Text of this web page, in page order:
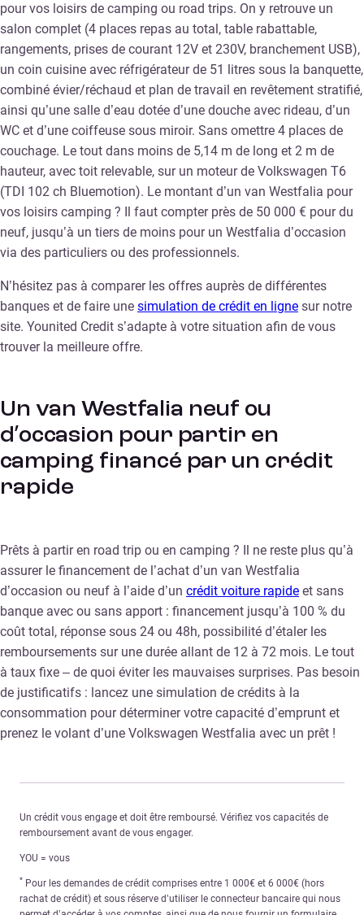
pour vos loisirs de camping ou road trips. On y retrouve un
salon complet (4 places repas au total, table rabattable,
rangements, prises de courant 12V et 230V, branchement USB),
un coin cuisine avec réfrigérateur de 51 litres sous la banquette,
combiné évier/réchaud et plan de travail en revêtement stratifié,
ainsi qu’une salle d’eau dotée d’une douche avec rideau, d’un
WC et d’une coiffeuse sous miroir. Sans omettre 4 places de
couchage. Le tout dans moins de 5,14 m de long et 2 m de
hauteur, avec toit relevable, sur un moteur de Volkswagen T6
(TDI 102 ch Bluemotion). Le montant d’un van Westfalia pour
vos loisirs camping ? Il faut compter près de 50 000 € pour du
neuf, jusqu’à un tiers de moins pour un Westfalia d’occasion
via des particuliers ou des professionnels.
N’hésitez pas à comparer les offres auprès de différentes
banques et de faire une simulation de crédit en ligne sur notre
site. Younited Credit s’adapte à votre situation afin de vous
trouver la meilleure offre.
Un van Westfalia neuf ou
d’occasion pour partir en
camping financé par un crédit
rapide
Prêts à partir en road trip ou en camping ? Il ne reste plus qu’à
assurer le financement de l’achat d’un van Westfalia
d’occasion ou neuf à l’aide d’un crédit voiture rapide et sans
banque avec ou sans apport : financement jusqu’à 100 % du
coût total, réponse sous 24 ou 48h, possibilité d’étaler les
remboursements sur une durée allant de 12 à 72 mois. Le tout
à taux fixe – de quoi éviter les mauvaises surprises. Pas besoin
de justificatifs : lancez une simulation de crédits à la
consommation pour déterminer votre capacité d’emprunt et
prenez le volant d’une Volkswagen Westfalia avec un prêt !
Un crédit vous engage et doit être remboursé. Vérifiez vos capacités de
remboursement avant de vous engager.
YOU = vous
* Pour les demandes de crédit comprises entre 1 000€ et 6 000€ (hors
rachat de crédit) et sous réserve d’utiliser le connecteur bancaire qui nous